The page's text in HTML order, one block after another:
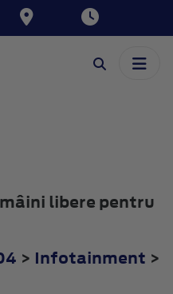
libere pentru
> Infotainment >